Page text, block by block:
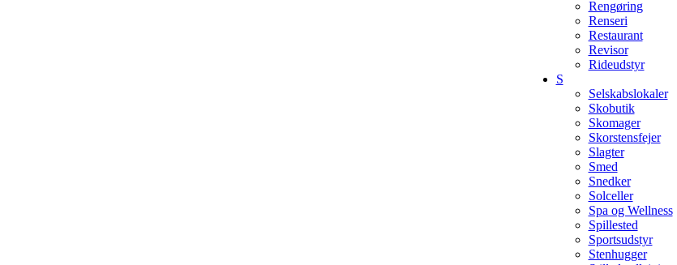
Rengøring
Renseri
Restaurant
Revisor
Rideudstyr
S
Selskabslokaler
Skobutik
Skomager
Skorstensfejer
Slagter
Smed
Snedker
Solceller
Spa og Wellness
Spillested
Sportsudstyr
Stenhugger